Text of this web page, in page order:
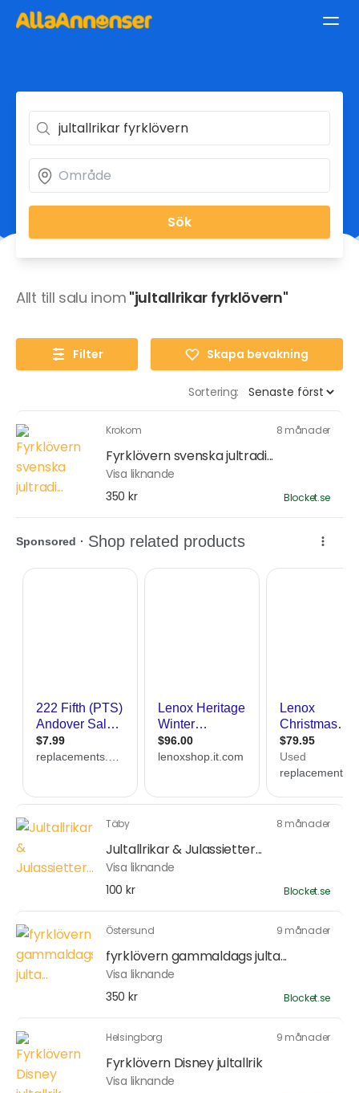
Sök
Allt till salu inom "jultallrikar fyrklövern"
Filter Skapa bevakning
Sortering:
Krokom 8 månader
Fyrklövern svenska jultradi...
Visa liknande
350 kr
Blocket.se
Täby 8 månader
Jultallrikar & Julassietter...
Visa liknande
100 kr
Blocket.se
Östersund 9 månader
fyrklövern gammaldags julta...
Visa liknande
350 kr
Blocket.se
Helsingborg 9 månader
Fyrklövern Disney jultallrik
Visa liknande